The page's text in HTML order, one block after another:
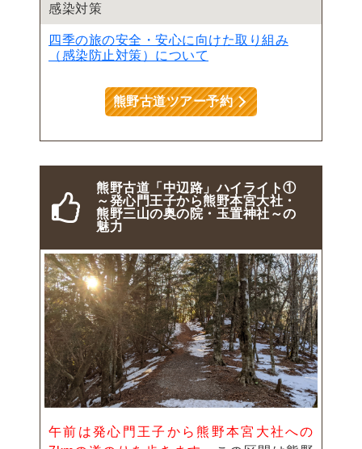
感染対策
四季の旅の安全・安心に向けた取り組み
（感染防止対策）について
熊野古道ツアー予約
熊野古道「中辺路」ハイライト①
～発心門王子から熊野本宮大社・
熊野三山の奥の院・玉置神社～の
魅力
午前は発心門王子から熊野本宮大社への